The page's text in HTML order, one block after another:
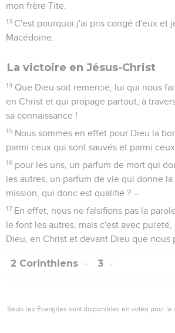
mon frère Tite.
13 C'est pourquoi j'ai pris congé d'eux et
Macédoine.
La victoire en Jésus-Christ
14 Que Dieu soit remercié, lui qui nous
en Christ et qui propage partout, à
sa connaissance !
15 Nous sommes en effet pour Dieu la
parmi ceux qui sont sauvés et parmi
16 pour les uns, un parfum de mort qui
les autres, un parfum de vie qui donne
mission, qui donc est qualifié ? –
17 En effet, nous ne falsifions pas la
le font les autres, mais c'est avec
Dieu, en Christ et devant Dieu que nous
2 Corinthiens 3
Seuls les Évangiles sont disponibles en vidéo pour le